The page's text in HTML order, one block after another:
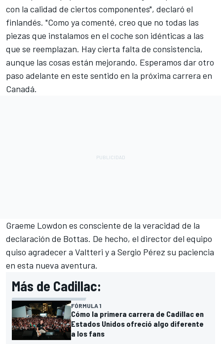
con la calidad de ciertos componentes", declaró el
finlandés. "Como ya comenté, creo que no todas las
piezas que instalamos en el coche son idénticas a las
que se reemplazan. Hay cierta falta de consistencia,
aunque las cosas están mejorando. Esperamos dar otro
paso adelante en este sentido en la próxima carrera en
Canadá.
Graeme Lowdon es consciente de la veracidad de la
declaración de Bottas. De hecho, el director del equipo
quiso agradecer a Valtteri y a Sergio Pérez su paciencia
en esta nueva aventura.
Más de Cadillac:
FÓRMULA 1
Cómo la primera carrera de Cadillac en
Estados Unidos ofreció algo diferente
a los fans